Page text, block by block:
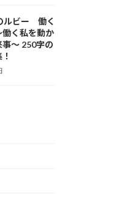
ルビー 働く
く私を動か
事～ 250字の